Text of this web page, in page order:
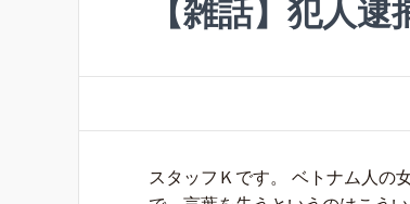
【雑話】犯人
スタッフＫです。 ベトナム人の